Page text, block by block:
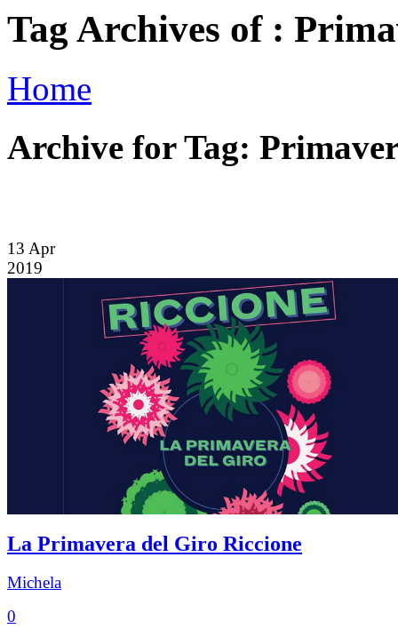
Tag Archives of :
Home
Archive for Tag:
13 Apr
2019
La Primavera del Giro Riccione
Michela
0